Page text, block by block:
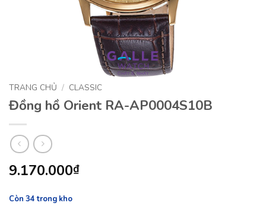
TRANG CHỦ / CLASSIC
Đồng hồ Orient RA-AP0004S10B
9.170.000₫
Còn 34 trong kho